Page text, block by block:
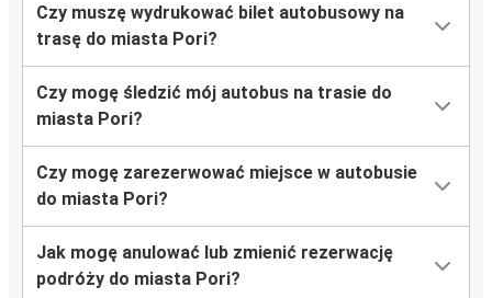
Czy muszę wydrukować bilet autobusowy na
trasę do miasta Pori?
Czy mogę śledzić mój autobus na trasie do
miasta Pori?
Czy mogę zarezerwować miejsce w autobusie
do miasta Pori?
Jak mogę anulować lub zmienić rezerwację
podróży do miasta Pori?